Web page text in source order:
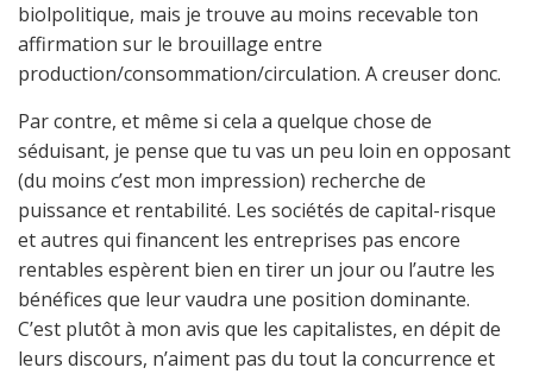
biolpolitique, mais je trouve au moins recevable ton
affirmation sur le brouillage entre
production/consommation/circulation. A creuser donc.
Par contre, et même si cela a quelque chose de
séduisant, je pense que tu vas un peu loin en opposant
(du moins c’est mon impression) recherche de
puissance et rentabilité. Les sociétés de capital-risque
et autres qui financent les entreprises pas encore
rentables espèrent bien en tirer un jour ou l’autre les
bénéfices que leur vaudra une position dominante.
C’est plutôt à mon avis que les capitalistes, en dépit de
leurs discours, n’aiment pas du tout la concurrence et